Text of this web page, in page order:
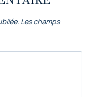
Les champs